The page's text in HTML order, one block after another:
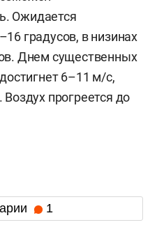
Ожидается
градусов, в низинах
Днем существенных
6–11 м/c,
прогреется до
1